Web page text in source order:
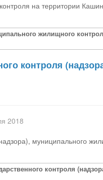
на территории
жилищного
контроля
2018
муниципального
контроля